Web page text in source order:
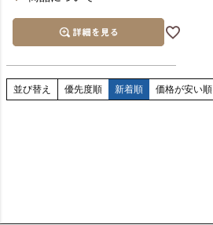
並び替え 優先度順 新着順 価格が安い順